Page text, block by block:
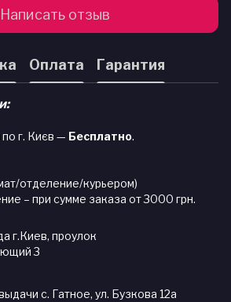
Написать отзыв
Оплата Гарантия
г. Києв — Бесплатно.
отделение/курьером)
– при сумме заказа от 3000 грн.
г.Киев, проулок
3
с. Гатное, ул. Бузкова 12а